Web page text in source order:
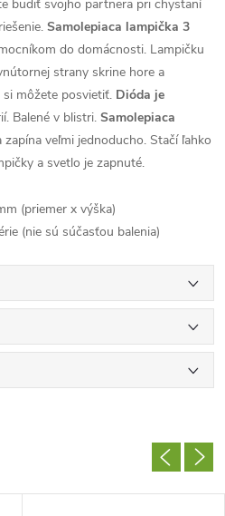
budiť svojho partnera pri chystaní
Samolepiaca lampička 3
do domácnosti. Lampičku
strany skrine hore a
môžete posvietiť. Dióda je
Balené v blistri. Samolepiaca
zapína veľmi jednoducho. Stačí ľahko
a svetlo je zapnuté.
(priemer x výška)
(nie sú súčasťou balenia)